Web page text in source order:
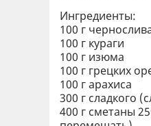
Ингредиенты:
100 г
100 г кураги
100 г изюма
100 г грецких
100 г арахиса
300 г сладкого
400 г сметаны